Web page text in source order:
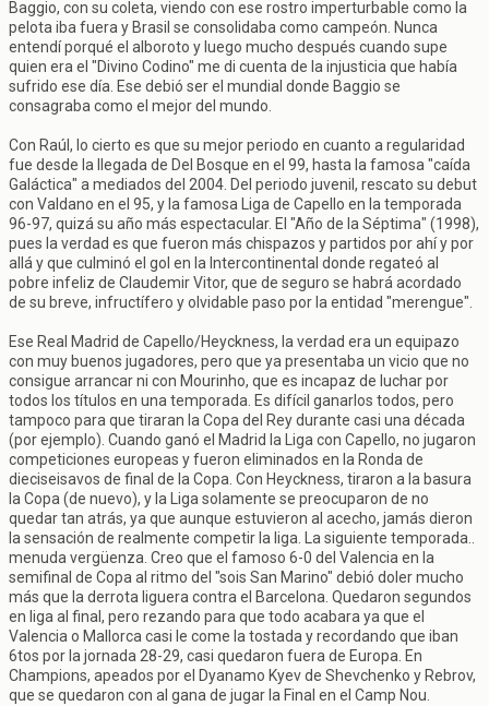
Baggio, con su coleta, viendo con ese rostro imperturbable como la
pelota iba fuera y Brasil se consolidaba como campeón. Nunca
entendí porqué el alboroto y luego mucho después cuando supe
quien era el "Divino Codino" me di cuenta de la injusticia que había
sufrido ese día. Ese debió ser el mundial donde Baggio se
consagraba como el mejor del mundo.
Con Raúl, lo cierto es que su mejor periodo en cuanto a regularidad
fue desde la llegada de Del Bosque en el 99, hasta la famosa "caída
Galáctica" a mediados del 2004. Del periodo juvenil, rescato su debut
con Valdano en el 95, y la famosa Liga de Capello en la temporada
96-97, quizá su año más espectacular. El "Año de la Séptima" (1998),
pues la verdad es que fueron más chispazos y partidos por ahí y por
allá y que culminó el gol en la Intercontinental donde regateó al
pobre infeliz de Claudemir Vitor, que de seguro se habrá acordado
de su breve, infructífero y olvidable paso por la entidad "merengue".
Ese Real Madrid de Capello/Heyckness, la verdad era un equipazo
con muy buenos jugadores, pero que ya presentaba un vicio que no
consigue arrancar ni con Mourinho, que es incapaz de luchar por
todos los títulos en una temporada. Es difícil ganarlos todos, pero
tampoco para que tiraran la Copa del Rey durante casi una década
(por ejemplo). Cuando ganó el Madrid la Liga con Capello, no jugaron
competiciones europeas y fueron eliminados en la Ronda de
dieciseisavos de final de la Copa. Con Heyckness, tiraron a la basura
la Copa (de nuevo), y la Liga solamente se preocuparon de no
quedar tan atrás, ya que aunque estuvieron al acecho, jamás dieron
la sensación de realmente competir la liga. La siguiente temporada..
menuda vergüenza. Creo que el famoso 6-0 del Valencia en la
semifinal de Copa al ritmo del "sois San Marino" debió doler mucho
más que la derrota liguera contra el Barcelona. Quedaron segundos
en liga al final, pero rezando para que todo acabara ya que el
Valencia o Mallorca casi le come la tostada y recordando que iban
6tos por la jornada 28-29, casi quedaron fuera de Europa. En
Champions, apeados por el Dyanamo Kyev de Shevchenko y Rebrov,
que se quedaron con al gana de jugar la Final en el Camp Nou.